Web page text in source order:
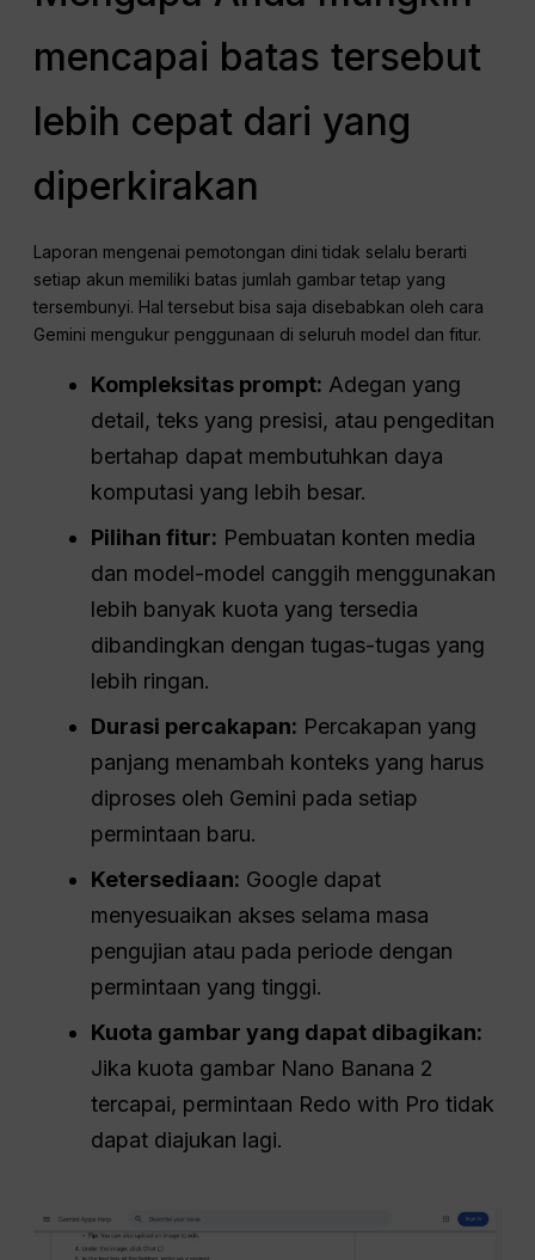
mencapai batas tersebut
lebih cepat dari yang
diperkirakan
Laporan mengenai pemotongan dini tidak selalu berarti
setiap akun memiliki batas jumlah gambar tetap yang
tersembunyi. Hal tersebut bisa saja disebabkan oleh cara
Gemini mengukur penggunaan di seluruh model dan fitur.
Kompleksitas prompt: Adegan yang
detail, teks yang presisi, atau pengeditan
bertahap dapat membutuhkan daya
komputasi yang lebih besar.
Pilihan fitur: Pembuatan konten media
dan model-model canggih menggunakan
lebih banyak kuota yang tersedia
dibandingkan dengan tugas-tugas yang
lebih ringan.
Durasi percakapan: Percakapan yang
panjang menambah konteks yang harus
diproses oleh Gemini pada setiap
permintaan baru.
Ketersediaan: Google dapat
menyesuaikan akses selama masa
pengujian atau pada periode dengan
permintaan yang tinggi.
Kuota gambar yang dapat dibagikan:
Jika kuota gambar Nano Banana 2
tercapai, permintaan Redo with Pro tidak
dapat diajukan lagi.